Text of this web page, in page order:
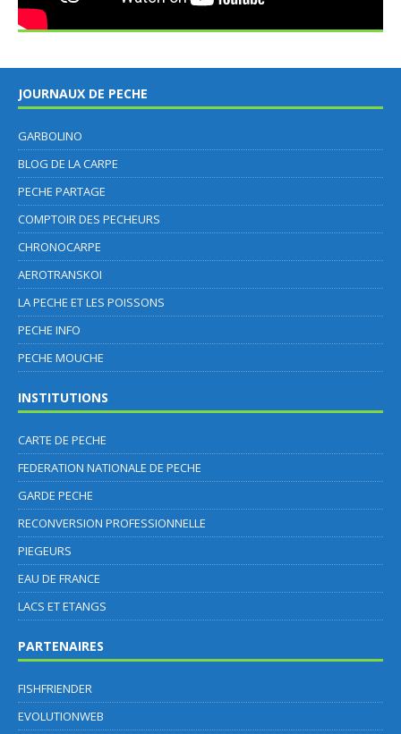
JOURNAUX DE PECHE
GARBOLINO
BLOG DE LA CARPE
PECHE PARTAGE
COMPTOIR DES PECHEURS
CHRONOCARPE
AEROTRANSKOI
LA PECHE ET LES POISSONS
PECHE INFO
PECHE MOUCHE
INSTITUTIONS
CARTE DE PECHE
FEDERATION NATIONALE DE PECHE
GARDE PECHE
RECONVERSION PROFESSIONNELLE
PIEGEURS
EAU DE FRANCE
LACS ET ETANGS
PARTENAIRES
FISHFRIENDER
EVOLUTIONWEB